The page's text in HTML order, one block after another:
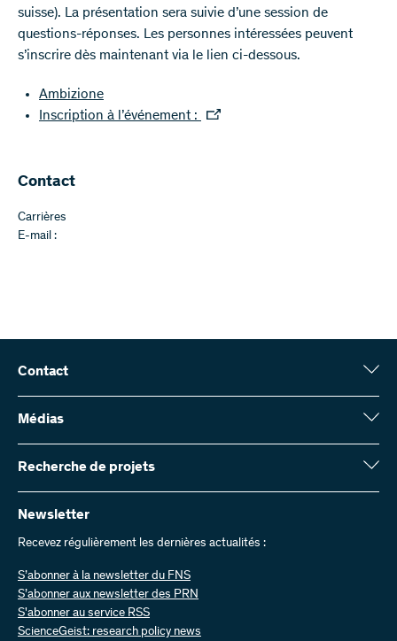
suisse). La présentation sera suivie d’une session de
questions-réponses. Les personnes intéressées peuvent
s’inscrire dès maintenant via le lien ci-dessous.
Ambizione
Inscription à l’événement :
Contact
Carrières
E-mail :
Contact
Fonds national suisse (FNS)
Wildhainweg 3
Contactez-nous
Envoyer des factures
Travailler chez nous
Offres d’emploi
Médias
Service de presse
Rapport annuel
Recherche de projets
Vous trouverez ici des informations complètes sur les projets de
recherche et les subsides approuvés par le FNS :
Recherche de projets
Newsletter
Recevez régulièrement les dernières actualités :
S’abonner à la newsletter du FNS
S’abonner aux newsletter des PRN
S'abonner au service RSS
ScienceGeist: research policy news